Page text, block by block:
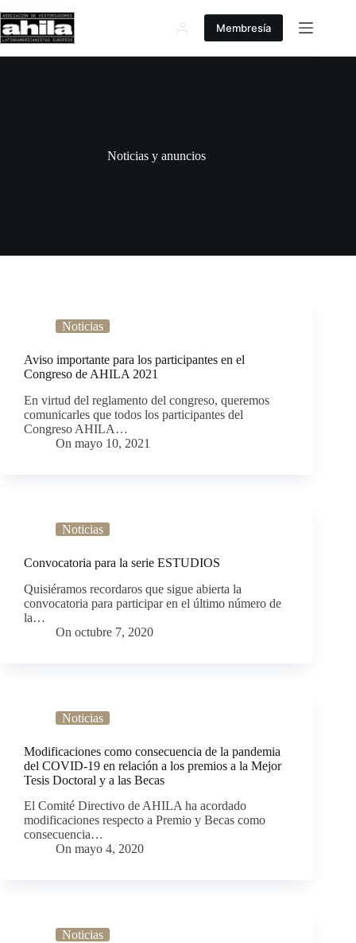
al
contenido
Membresía
Noticias y anuncios
Noticias
Aviso importante para los participantes en el
Congreso de AHILA 2021
En virtud del reglamento del congreso, queremos
comunicarles que todos los participantes del
Congreso AHILA…
On mayo 10, 2021
Noticias
Convocatoria para la serie ESTUDIOS
Quisiéramos recordaros que sigue abierta la
convocatoria para participar en el último número de
la…
On octubre 7, 2020
Noticias
Modificaciones como consecuencia de la pandemia
del COVID-19 en relación a los premios a la Mejor
Tesis Doctoral y a las Becas
El Comité Directivo de AHILA ha acordado
modificaciones respecto a Premio y Becas como
consecuencia…
On mayo 4, 2020
Noticias